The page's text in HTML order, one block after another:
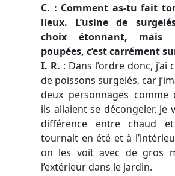
C. : Comment as-tu fait
lieux. L’usine de
choix étonnant, mais
poupées, c’est carrément
I. R. : Dans l’ordre donc, j’ai
de poissons surgelés, car
deux personnages comme
ils allaient se décongeler. Je
différence entre chaud
tournait en été et à
on les voit avec de gros
l’extérieur dans le jardin.